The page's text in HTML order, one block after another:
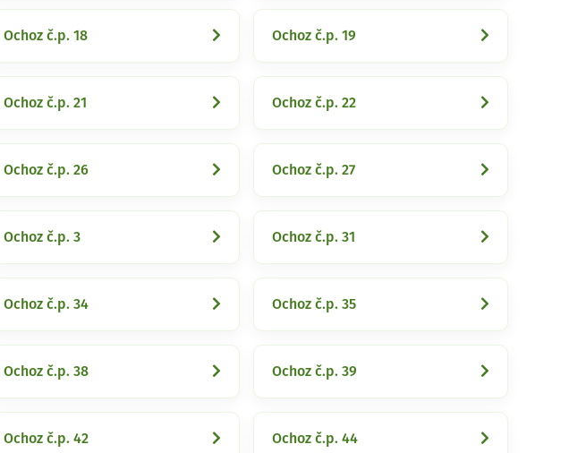
Ochoz č.p. 18 Ochoz č.p. 19
Ochoz č.p. 21 Ochoz č.p. 22
Ochoz č.p. 26 Ochoz č.p. 27
Ochoz č.p. 3 Ochoz č.p. 31
Ochoz č.p. 34 Ochoz č.p. 35
Ochoz č.p. 38 Ochoz č.p. 39
Ochoz č.p. 42 Ochoz č.p. 44